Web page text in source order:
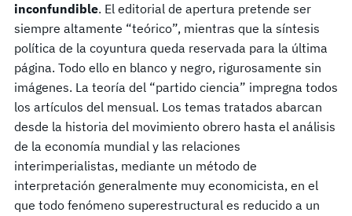
inconfundible. El editorial de apertura pretende ser
siempre altamente “teórico”, mientras que la síntesis
política de la coyuntura queda reservada para la última
página. Todo ello en blanco y negro, rigurosamente sin
imágenes. La teoría del “partido ciencia” impregna todos
los artículos del mensual. Los temas tratados abarcan
desde la historia del movimiento obrero hasta el análisis
de la economía mundial y las relaciones
interimperialistas, mediante un método de
interpretación generalmente muy economicista, en el
que todo fenómeno superestructural es reducido a un